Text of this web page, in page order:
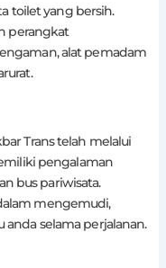
toilet yang bersih.
perangkat
alat pemadam
Trans telah melalui
pengalaman
bus pariwisata.
mengemudi,
selama perjalanan.